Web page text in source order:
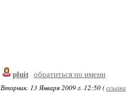
pluit обратиться по имени
Вторник, 13 Января 2009 г. 12:50 (ссылка